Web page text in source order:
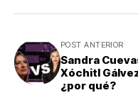
POST ANTERIOR
Sandra
Xóchitl
¿por qué?